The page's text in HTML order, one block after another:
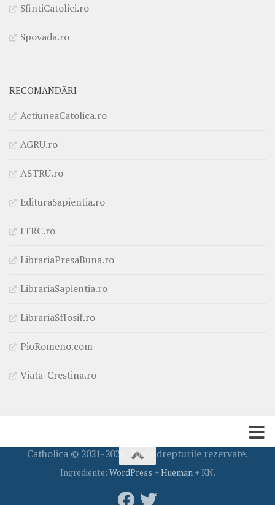
SfintiCatolici.ro
Spovada.ro
RECOMANDĂRI
ActiuneaCatolica.ro
AGRU.ro
ASTRU.ro
EdituraSapientia.ro
ITRC.ro
LibrariaPresaBuna.ro
LibrariaSapientia.ro
LibrariaSfIosif.ro
PioRomeno.com
Viata-Crestina.ro
Catholica © 2021-2026. Toate drepturile rezervate.
Ingrediente: WordPress +Hueman+ KN.